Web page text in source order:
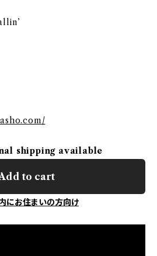
shipping available
to cart
にお住まいの方向け